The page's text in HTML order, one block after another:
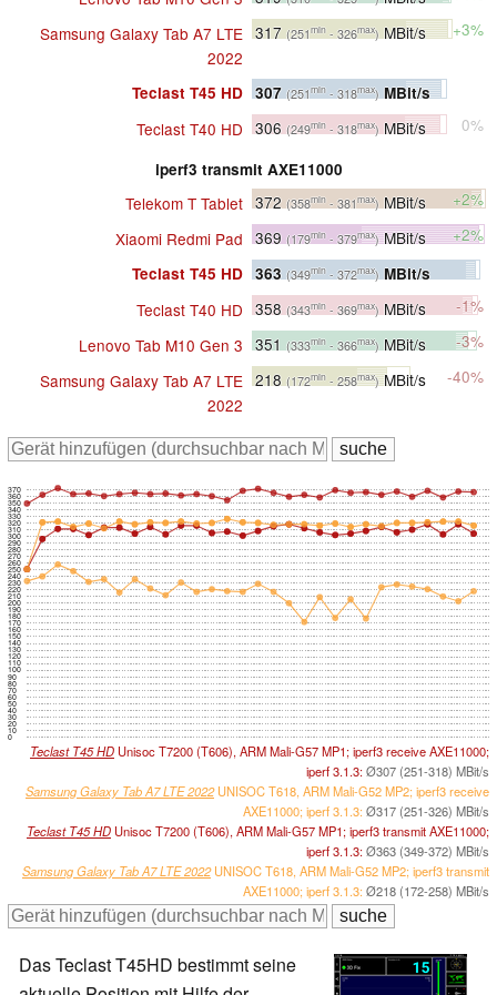
Samsung Galaxy Tab A7 LTE
2022
317 (251min - 326max) MBit/s +3%
Teclast T45 HD 307 (251min - 318max) MBit/s
Teclast T40 HD 306 (249min - 318max) MBit/s 0%
iperf3 transmit AXE11000
Telekom T Tablet 372 (358min - 381max) MBit/s
+2%
Xiaomi Redmi Pad 369 (179min - 379max)MBit/s +2%
Teclast T45 HD 363 (349min - 372max) MBit/s
Teclast T40 HD 358 (343min - 369max) MBit/s
-1%
Lenovo Tab M10 Gen 3 351 (333min - 366max) MBit/s
-3%
Samsung Galaxy Tab A7 LTE
2022
218 (172min - 258max)MBit/s -40%
0
10
20
30
40
50
60
70
80
90
100
110
120
130
140
150
160
170
180
190
200
210
220
230
240
250
260
270
280
290
300
310
320
330
340
350
360
370
Teclast T45 HD Unisoc T7200 (T606), ARM Mali-G57 MP1; iperf3 receive AXE11000;
iperf 3.1.3:Ø307 (251-318) MBit/s
Samsung Galaxy Tab A7 LTE 2022UNISOC T618, ARM Mali-G52 MP2; iperf3 receive
AXE11000; iperf 3.1.3:Ø317 (251-326) MBit/s
Teclast T45 HD Unisoc T7200 (T606), ARM Mali-G57 MP1; iperf3 transmit AXE11000;
iperf 3.1.3:Ø363 (349-372) MBit/s
Samsung Galaxy Tab A7 LTE 2022UNISOC T618, ARM Mali-G52 MP2; iperf3 transmit
AXE11000; iperf 3.1.3:Ø218 (172-258) MBit/s
Das Teclast T45HD bestimmt seine